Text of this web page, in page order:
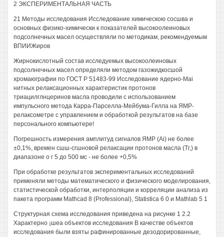
2 ЭКСПЕРИМЕНТАЛЬНАЯ ЧАСТЬ
21 Методы исследования Исследование химическою сосшва и
основных физико-химически к показателей высокоолеиновых
подсолнечных масел осуществляли по методикам, рекомендуемым
ВПИИЖиров
Жирнокислотный состав исследуемых высокоолеиновых
подсолнечных масел определяли методом газожидкосшой
хромаюграфии по ГОСТ Р 51483-99 Исследование ядерно-Mai
нитных релаксационных характеристик протонов
триацилглнцеринов масла проводили с использованием
импульсного метода Карра-Парселла-Мейбума-Гилла на ЯМР-
релаксометре с управлением и обработкой результатов на базе
персонального компьютере!
Погрешность измерения амплитуд сигналов ЯМР (Ai) не более
±0,1%, времен сшш-сгшновой релаксации протонов масла (Тг,) в
диапазоне о г 5 до 500 мс - не более +0,5%
При обработке результатов экспериментальных исследований
применяли методы математического и физического моделирования,
статистической обработки, интерполяции и корреляции анализа из
пакета программ Mathcad 8 (Professional), Statistica 6 0 и Mathlab 5 1
Структурная схема исследования приведена на рисунке 1 2.2
Характерно ¡шеа объектов исследования В качестве объектов
исследования были взяты рафинированные дезодорированные,